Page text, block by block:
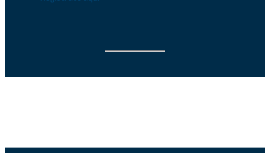
Facebook YouTube Google TelegramCorreo electrónico